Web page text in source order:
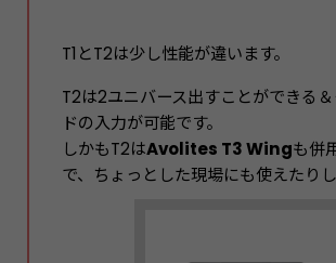
T1とT2は少し性能が違います。
T2は2ユニバース出すことができる
ドの入力が可能です。
しかもT2はAvolites T3 Wingも併
で、ちょっとした現場にも使えたりし